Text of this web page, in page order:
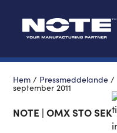
Hem / Pressmeddelande /
september 2011
NOTE | OMX STO SEK